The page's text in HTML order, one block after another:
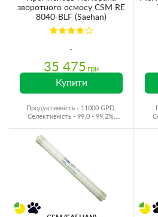
зворотного осмосу CSM RE
8040-BLF (Saehan)
35 475 грн
Купити
Продуктивність - 11000 GPD,
Селективність - 99,0 - 99,2%,